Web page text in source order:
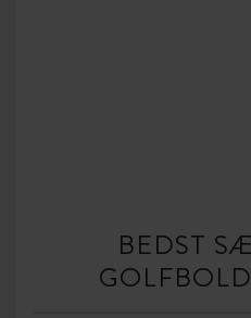
BEDST